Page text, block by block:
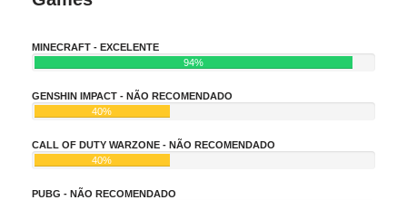
MINECRAFT - EXCELENTE
94%
GENSHIN IMPACT - NÃO RECOMENDADO
40%
CALL OF DUTY WARZONE - NÃO RECOMENDADO
40%
PUBG - NÃO RECOMENDADO